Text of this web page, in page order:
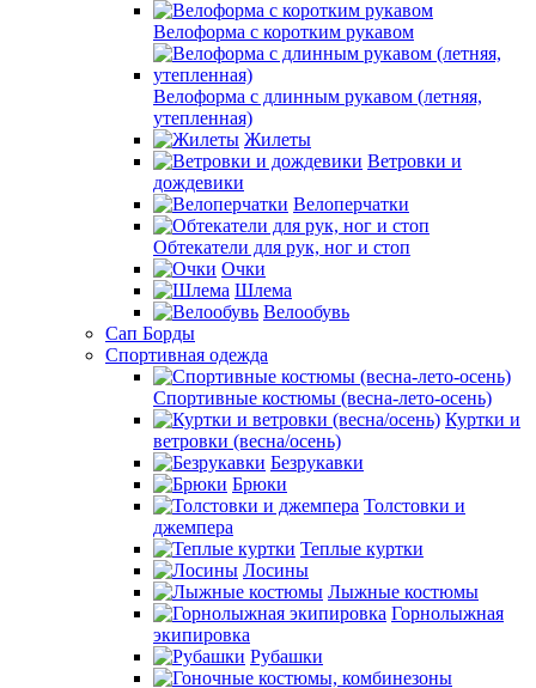
Велоформа с коротким рукавом
Велоформа с длинным рукавом (летняя,
утепленная)
Жилеты
Ветровки и
дождевики
Велоперчатки
Обтекатели для рук, ног и стоп
Очки
Шлема
Велообувь
Сап Борды
Спортивная одежда
Спортивные костюмы (весна-лето-осень)
Куртки и
ветровки (весна/осень)
Безрукавки
Брюки
Толстовки и
джемпера
Теплые куртки
Лосины
Лыжные костюмы
Горнолыжная
экипировка
Рубашки